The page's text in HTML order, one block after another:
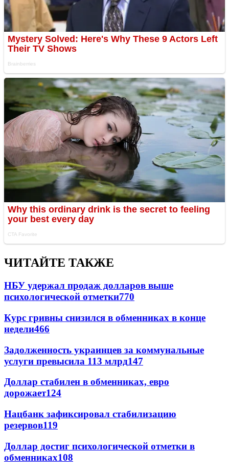
ЧИТАЙТЕ ТАКЖЕ
НБУ удержал продаж долларов выше
психологической отметки770
Курс гривны снизился в обменниках в конце
недели466
Задолженность украинцев за коммунальные
услуги превысила 113 млрд147
Доллар стабилен в обменниках, евро
дорожает124
Нацбанк зафиксировал стабилизацию
резервов119
Доллар достиг психологической отметки в
обменниках108